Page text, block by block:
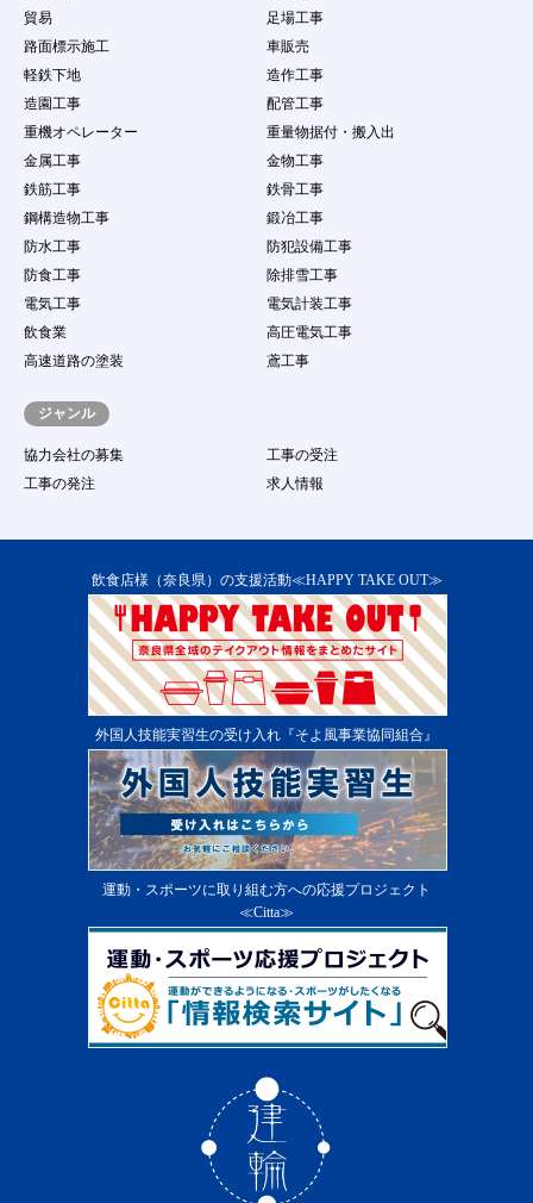
貿易
足場工事
路面標示施工
車販売
軽鉄下地
造作工事
造園工事
配管工事
重機オペレーター
重量物据付・搬入出
金属工事
金物工事
鉄筋工事
鉄骨工事
鋼構造物工事
鍛冶工事
防水工事
防犯設備工事
防食工事
除排雪工事
電気工事
電気計装工事
飲食業
高圧電気工事
高速道路の塗装
鳶工事
ジャンル
協力会社の募集
工事の受注
工事の発注
求人情報
飲食店様（奈良県）の支援活動≪HAPPY TAKE OUT≫
外国人技能実習生の受け入れ『そよ風事業協同組合』
運動・スポーツに取り組む方への応援プロジェクト
≪Citta≫